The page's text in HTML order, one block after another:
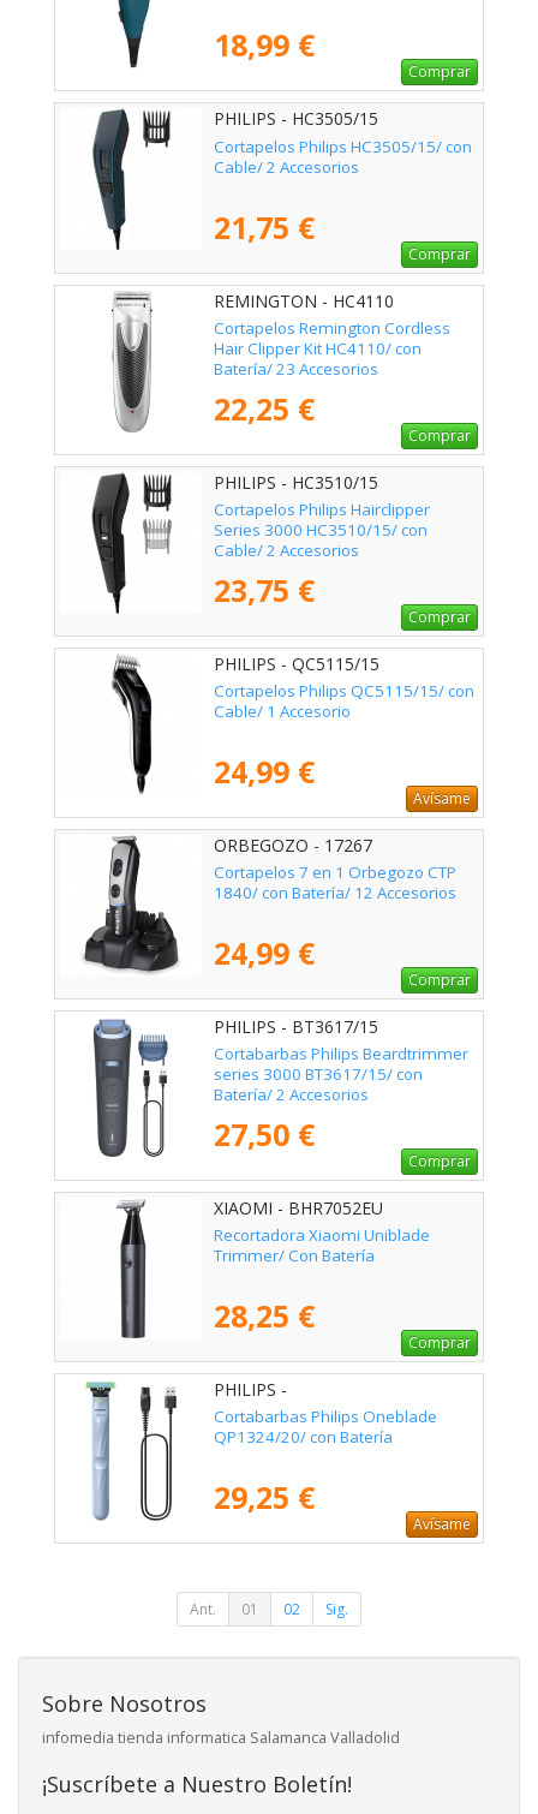
18,99 €
Comprar
PHILIPS - HC3505/15
Cortapelos Philips HC3505/15/ con
Cable/ 2 Accesorios
21,75 €
Comprar
REMINGTON - HC4110
Cortapelos Remington Cordless
Hair Clipper Kit HC4110/ con
Batería/ 23 Accesorios
22,25 €
Comprar
PHILIPS - HC3510/15
Cortapelos Philips Hairclipper
Series 3000 HC3510/15/ con
Cable/ 2 Accesorios
23,75 €
Comprar
PHILIPS - QC5115/15
Cortapelos Philips QC5115/15/ con
Cable/ 1 Accesorio
24,99 €
Avísame
ORBEGOZO - 17267
Cortapelos 7 en 1 Orbegozo CTP
1840/ con Batería/ 12 Accesorios
24,99 €
Comprar
PHILIPS - BT3617/15
Cortabarbas Philips Beardtrimmer
series 3000 BT3617/15/ con
Batería/ 2 Accesorios
27,50 €
Comprar
XIAOMI - BHR7052EU
Recortadora Xiaomi Uniblade
Trimmer/ Con Batería
28,25 €
Comprar
PHILIPS -
Cortabarbas Philips Oneblade
QP1324/20/ con Batería
29,25 €
Avísame
Ant. 01 02 Sig.
Sobre Nosotros
infomedia tienda informatica Salamanca Valladolid
¡Suscríbete a Nuestro Boletín!